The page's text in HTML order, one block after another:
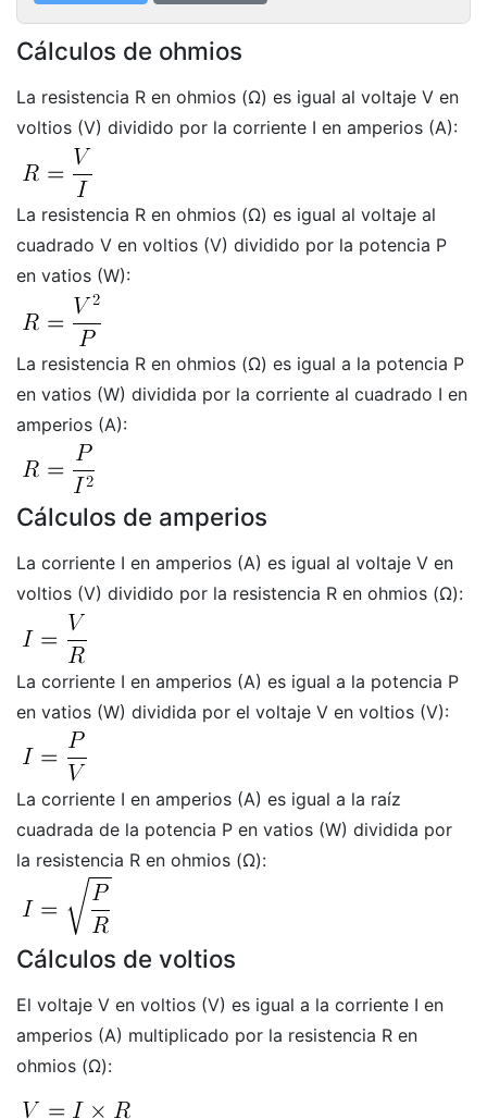
Cálculos de ohmios
La resistencia R en ohmios (Ω) es igual al voltaje V en
voltios (V) dividido por la corriente I en amperios (A):
La resistencia R en ohmios (Ω) es igual al voltaje al
cuadrado V en voltios (V) dividido por la potencia P
en vatios (W):
La resistencia R en ohmios (Ω) es igual a la potencia P
en vatios (W) dividida por la corriente al cuadrado I en
amperios (A):
Cálculos de amperios
La corriente I en amperios (A) es igual al voltaje V en
voltios (V) dividido por la resistencia R en ohmios (Ω):
La corriente I en amperios (A) es igual a la potencia P
en vatios (W) dividida por el voltaje V en voltios (V):
La corriente I en amperios (A) es igual a la raíz
cuadrada de la potencia P en vatios (W) dividida por
la resistencia R en ohmios (Ω):
Cálculos de voltios
El voltaje V en voltios (V) es igual a la corriente I en
amperios (A) multiplicado por la resistencia R en
ohmios (Ω):